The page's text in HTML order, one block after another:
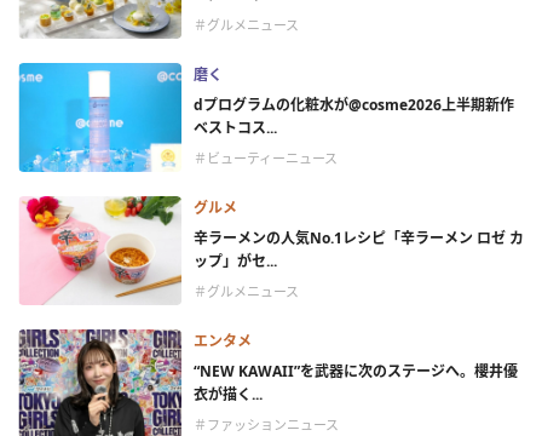
＃グルメニュース
磨く
dプログラムの化粧水が@cosme2026上半期新作
ベストコス...
＃ビューティーニュース
グルメ
辛ラーメンの人気No.1レシピ「辛ラーメン ロゼ カ
ップ」がセ...
＃グルメニュース
エンタメ
“NEW KAWAII”を武器に次のステージへ。櫻井優
衣が描く...
＃ファッションニュース